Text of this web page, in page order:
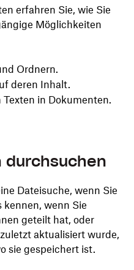
erfahren Sie, wie Sie
Möglichkeiten
Ordnern.
deren Inhalt.
in Dokumenten.
durchsuchen
Dateisuche, wenn Sie
kennen, wenn Sie
geteilt hat, oder
aktualisiert wurde,
sie gespeichert ist.